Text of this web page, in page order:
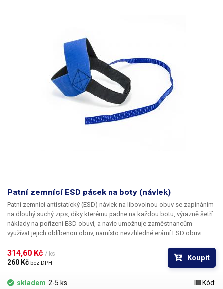
Patní zemnící ESD pásek na boty (návlek)
Patní zemnící antistatický (ESD) návlek na libovolnou obuv se zapínáním
na dlouhý suchý zips, díky kterému padne na každou botu, výrazně šetří
náklady na pořízení ESD obuvi, a navíc umožnuje zaměstnancům
využívat jejich oblíbenou obuv, namísto nevzhledné erární ESD obuvi.
gumovým návlekem a uzemňovacím páskem. Vodivý pásek uzemňující
osobu se vkládá do ponožky, případně rovnou do boty (bez ponožek).
314,60 Kč / ks
260 Kč bez DPH
Koupit
skladem 2-5 ks
Kód: